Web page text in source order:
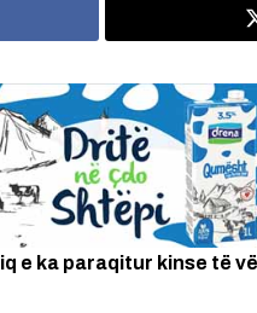
e ka paraqitur kinse të